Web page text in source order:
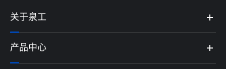
关于泉工
产品中心